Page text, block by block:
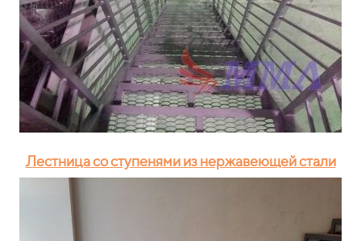
Лестница со ступенями из нержавеющей стали